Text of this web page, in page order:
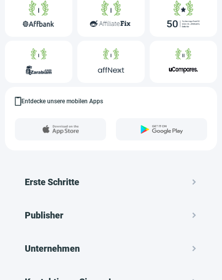
Entdecke unsere mobilen Apps
Erste Schritte
Publisher
Unternehmen